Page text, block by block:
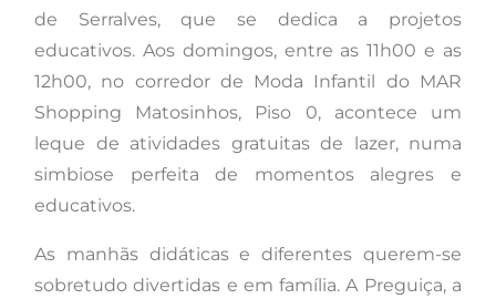
de Serralves, que se dedica a projetos
educativos. Aos domingos, entre as 11h00 e as
12h00, no corredor de Moda Infantil do MAR
Shopping Matosinhos, Piso 0, acontece um
leque de atividades gratuitas de lazer, numa
simbiose perfeita de momentos alegres e
educativos.
As manhãs didáticas e diferentes querem-se
sobretudo divertidas e em família. A Preguiça, a